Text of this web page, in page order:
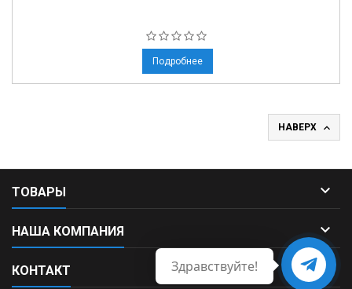
Подробнее
НАВЕРХ 
ТОВАРЫ 
НАША КОМПАНИЯ 
КОНТАКТ 
Свяжитесь
с нами
Здравствуйте!